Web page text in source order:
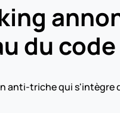
du
anti-triche qui